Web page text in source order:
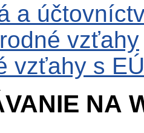
a
vzťahy
vzťahy s EÚ
NA